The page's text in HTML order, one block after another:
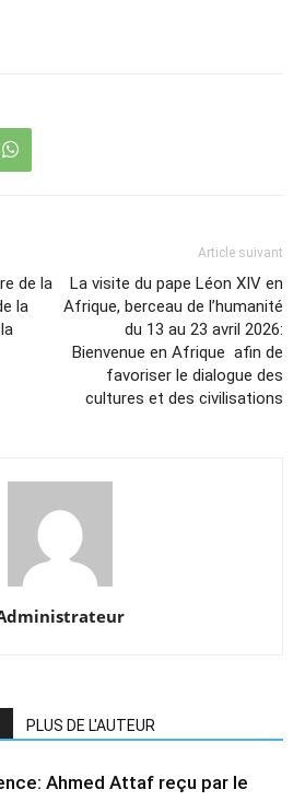
de la
la
Article suivant
La visite du pape Léon XIV en
Afrique, berceau de l’humanité
du 13 au 23 avril 2026:
Bienvenue en Afrique afin de
favoriser le dialogue des
cultures et des civilisations
PLUS DE L'AUTEUR
Ahmed Attaf reçu par le